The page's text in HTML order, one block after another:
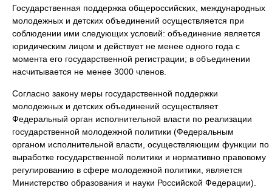
Государственная поддержка общероссийских, международных
молодежных и детских объединений осуществляется при
соблюдении ими следующих условий: объединение является
юридическим лицом и действует не менее одного года с
момента его государственной регистрации; в объединении
насчитывается не менее 3000 членов.
Согласно закону меры государственной поддержки
молодежных и детских объединений осуществляет
Федеральный орган исполнительной власти по реализации
государственной молодежной политики (Федеральным
органом исполнительной власти, осуществляющим функции по
выработке государственной политики и нормативно правовому
регулированию в сфере молодежной политики, является
Министерство образования и науки Российской Федерации).